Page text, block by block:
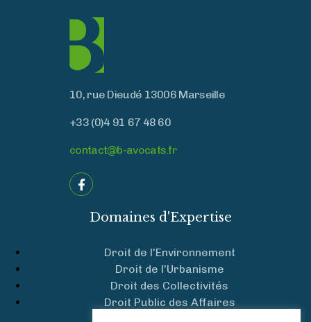
10, rue Dieudé 13006 Marseille
+33 (0)4 91 67 48 60
contact@b-avocats.fr
Domaines d'Expertise
Droit de l'Environnement
Droit de l'Urbanisme
Droit des Collectivités
Droit Public des Affaires